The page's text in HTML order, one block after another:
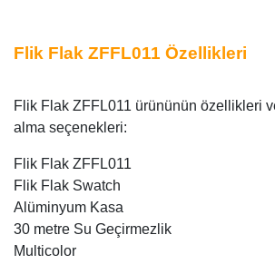
Flik Flak ZFFL011 Özellikleri
Flik Flak ZFFL011 ürününün özellikleri
alma seçenekleri:
Flik Flak ZFFL011
Flik Flak Swatch
Alüminyum Kasa
30 metre Su Geçirmezlik
Multicolor